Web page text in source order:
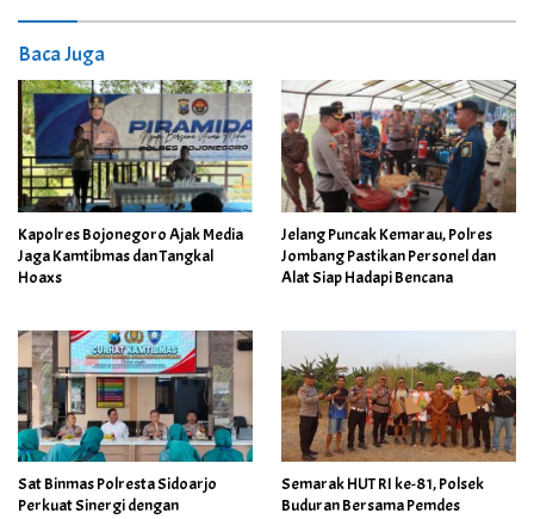
Baca Juga
Kapolres Bojonegoro Ajak Media
Jaga Kamtibmas dan Tangkal
Hoaxs
Jelang Puncak Kemarau, Polres
Jombang Pastikan Personel dan
Alat Siap Hadapi Bencana
Sat Binmas Polresta Sidoarjo
Perkuat Sinergi dengan
Semarak HUT RI ke-81, Polsek
Buduran Bersama Pemdes